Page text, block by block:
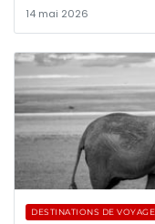
14 mai 2026
DESTINATIONS DE VOYAGE